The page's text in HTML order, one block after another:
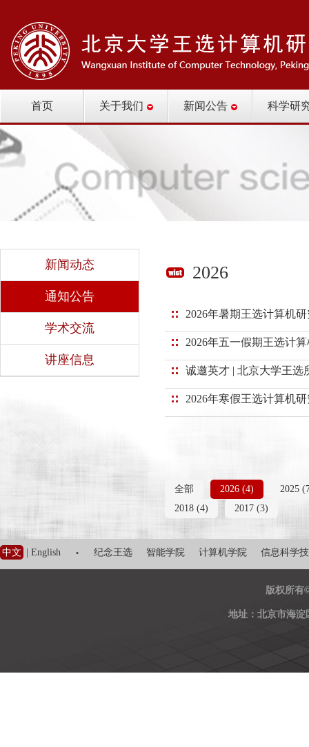
首页 关于我们 新闻公告 科学研
2026
2026年暑期王选计算机
2026年五一假期王选计
诚邀英才 | 北京大学王选
2026年寒假王选计算机
全部 2026 (4)
2025
2018 (4)
2017 (3)
新闻动态
通知公告
学术交流
讲座信息
中文 English · 纪念王选 智能学院 计算机学院 信息科学
版权所有
地址：北京市海